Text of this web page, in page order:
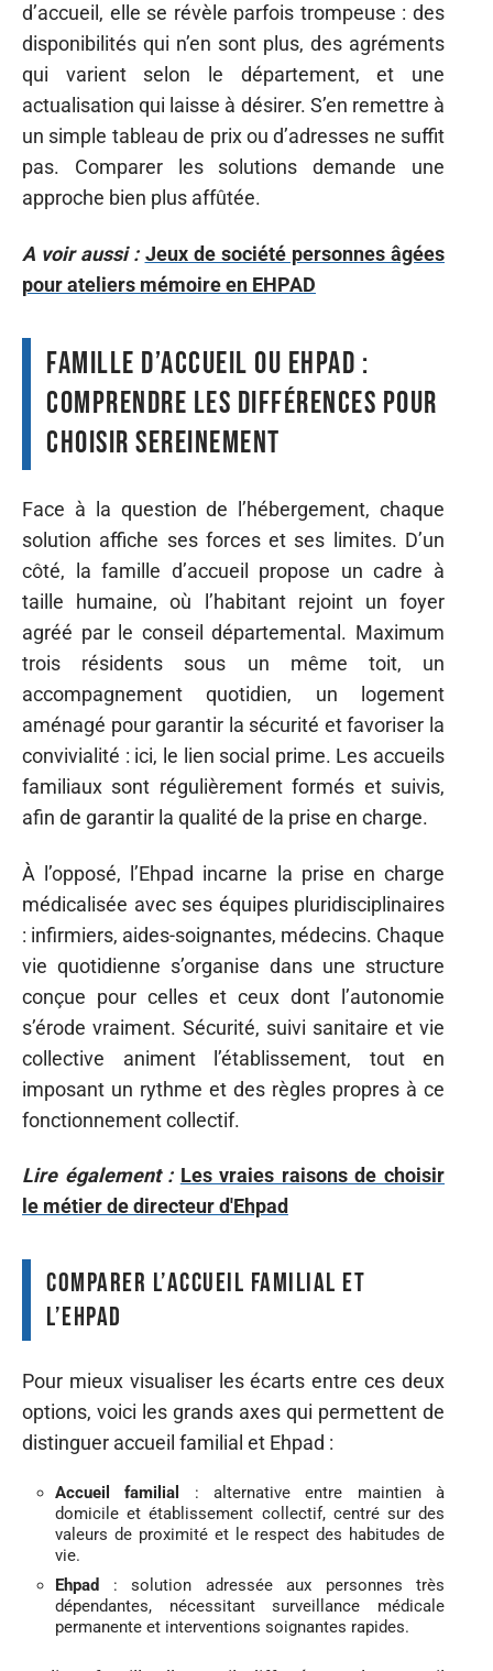
d’accueil, elle se révèle parfois trompeuse : des
disponibilités qui n’en sont plus, des agréments
qui varient selon le département, et une
actualisation qui laisse à désirer. S’en remettre à
un simple tableau de prix ou d’adresses ne suffit
pas. Comparer les solutions demande une
approche bien plus affûtée.
A voir aussi : Jeux de société personnes âgées
pour ateliers mémoire en EHPAD
Famille d’accueil ou Ehpad :
comprendre les différences pour
choisir sereinement
Face à la question de l’hébergement, chaque
solution affiche ses forces et ses limites. D’un
côté, la famille d’accueil propose un cadre à
taille humaine, où l’habitant rejoint un foyer
agréé par le conseil départemental. Maximum
trois résidents sous un même toit, un
accompagnement quotidien, un logement
aménagé pour garantir la sécurité et favoriser la
convivialité : ici, le lien social prime. Les accueils
familiaux sont régulièrement formés et suivis,
afin de garantir la qualité de la prise en charge.
À l’opposé, l’Ehpad incarne la prise en charge
médicalisée avec ses équipes pluridisciplinaires
: infirmiers, aides-soignantes, médecins. Chaque
vie quotidienne s’organise dans une structure
conçue pour celles et ceux dont l’autonomie
s’érode vraiment. Sécurité, suivi sanitaire et vie
collective animent l’établissement, tout en
imposant un rythme et des règles propres à ce
fonctionnement collectif.
Lire également : Les vraies raisons de choisir
le métier de directeur d'Ehpad
Comparer l’accueil familial et
l’Ehpad
Pour mieux visualiser les écarts entre ces deux
options, voici les grands axes qui permettent de
distinguer accueil familial et Ehpad :
Accueil familial
: alternative entre maintien à
domicile et établissement collectif, centré sur des
valeurs de proximité et le respect des habitudes de
vie.
Ehpad
: solution adressée aux personnes très
dépendantes, nécessitant surveillance médicale
permanente et interventions soignantes rapides.